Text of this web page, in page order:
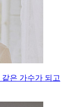
은 가수가 되고